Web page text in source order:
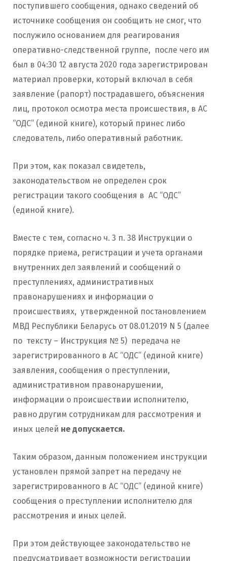
поступившего сообщения, однако сведений об
источнике сообщения он сообщить не смог, что
послужило основанием для реагирования
оперативно-следственной группе, после чего им
был в 04:30 12 августа 2020 года зарегистрирован
материал проверки, который включал в себя
заявление (рапорт) пострадавшего, объяснения
лиц, протокол осмотра места происшествия, в АС
“ОДС” (единой книге), который принес либо
следователь, либо оперативный работник.
При этом, как показал свидетель,
законодательством не определен срок
регистрации такого сообщения в АС “ОДС”
(единой книге).
Вместе с тем, согласно ч. 3 п. 38 Инструкции о
порядке приема, регистрации и учета органами
внутренних дел заявлений и сообщений о
преступлениях, административных
правонарушениях и информации о
происшествиях, утвержденной постановлением
МВД Республики Беларусь от 08.01.2019 N 5 (далее
по тексту – Инструкция № 5) передача не
зарегистрированного в АС “ОДС” (единой книге)
заявления, сообщения о преступлении,
административном правонарушении,
информации о происшествии исполнителю,
равно другим сотрудникам для рассмотрения и
иных целей не допускается.
Таким образом, данным положением инструкции
установлен прямой запрет на передачу не
зарегистрированного в АС “ОДС” (единой книге)
сообщения о преступлении исполнителю для
рассмотрения и иных целей.
При этом действующее законодательство не
предусматривает возможности регистрации